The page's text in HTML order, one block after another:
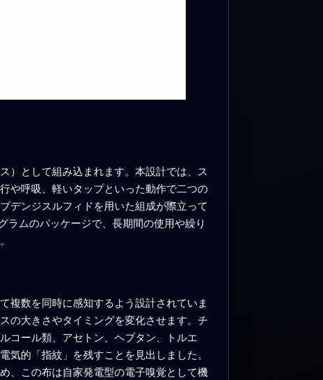
）として組み込まれます。本設計では、ス
や呼吸、軽いタップといった動作で二つの
デンジスルフィドを用いた組成が際立って
ムのパッケージで、長期間の使用や繰り
複数を同時に感知するよう設計されていま
の大きさやタイミングを変化させます。チ
コール類、アセトン、ヘプタン、トルエ
的「指紋」を残すことを見出しました。
、この布は自家発電型の電子嗅覚として機